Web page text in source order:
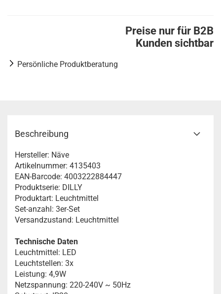
Preise nur für B2B
Kunden sichtbar
Persönliche Produktberatung
Beschreibung
Hersteller: Näve
Artikelnummer: 4135403
EAN-Barcode: 4003222884447
Produktserie: DILLY
Produktart: Leuchtmittel
Set-anzahl: 3er-Set
Versandzustand: Leuchtmittel
Technische Daten
Leuchtmittel: LED
Leuchtstellen: 3x
Leistung: 4,9W
Netzspannung: 220-240V ~ 50Hz